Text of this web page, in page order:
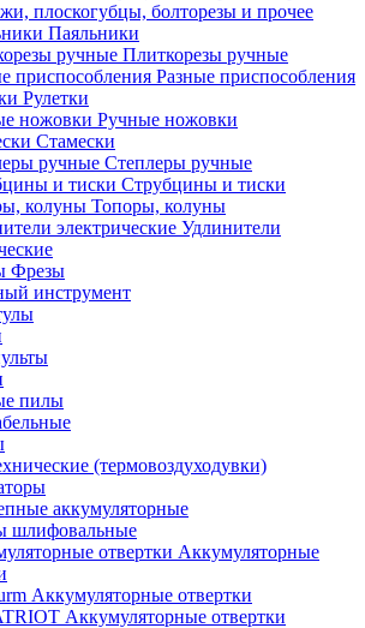
плоскогубцы, болторезы и прочее
Паяльники
Плиткорезы ручные
Разные приспособления
Рулетки
Ручные ножовки
Стамески
Степлеры ручные
Струбцины и тиски
Топоры, колуны
Удлинители
Фрезы
инструмент
пилы
(термовоздуходувки)
аккумуляторные
Аккумуляторные
Аккумуляторные отвертки
Аккумуляторные отвертки